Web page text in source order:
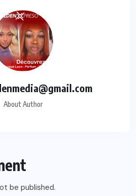
About Author
be published.